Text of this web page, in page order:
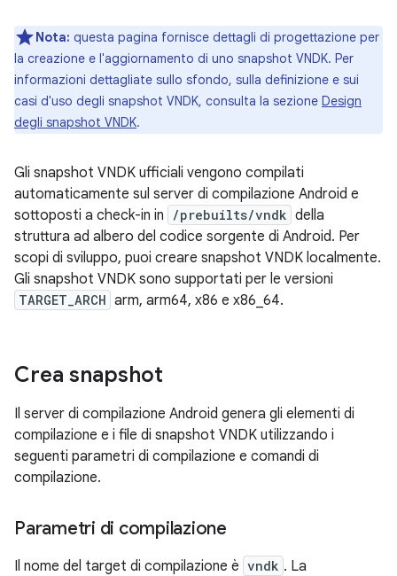
Nota: questa pagina fornisce dettagli di progettazione per
la creazione e l'aggiornamento di uno snapshot VNDK. Per
informazioni dettagliate sullo sfondo, sulla definizione e sui
casi d'uso degli snapshot VNDK, consulta la sezione Design
degli snapshot VNDK.
Gli snapshot VNDK ufficiali vengono compilati
automaticamente sul server di compilazione Android e
sottoposti a check-in in
/prebuilts/vndk della
struttura ad albero del codice sorgente di Android. Per
scopi di sviluppo, puoi creare snapshot VNDK localmente.
Gli snapshot VNDK sono supportati per le versioni
TARGET_ARCH arm, arm64, x86 e x86_64.
Crea snapshot
Il server di compilazione Android genera gli elementi di
compilazione e i file di snapshot VNDK utilizzando i
seguenti parametri di compilazione e comandi di
compilazione.
Parametri di compilazione
Il nome del target di compilazione è vndk . La